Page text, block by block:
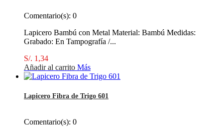
Comentario(s): 0
Lapicero Bambú con Metal Material: Bambú Medidas:
Grabado: En Tampografía /...
S/. 1,34
Añadir al carrito Más
Lapicero Fibra de Trigo 601
Comentario(s): 0